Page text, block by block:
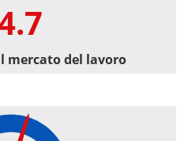
mercato del lavoro